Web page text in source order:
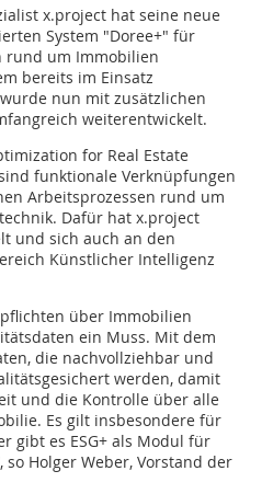
x.project hat seine neue
System "Doree+" für
rund um Immobilien
bereits im Einsatz
nun mit zusätzlichen
weiterentwickelt.
for Real Estate
funktionale Verknüpfungen
Arbeitsprozessen rund um
Dafür hat x.project
und sich auch an den
Künstlicher Intelligenz
über Immobilien
ein Muss. Mit dem
die nachvollziehbar und
werden, damit
und die Kontrolle über alle
Es gilt insbesondere für
gibt es ESG+ als Modul für
Holger Weber, Vorstand der